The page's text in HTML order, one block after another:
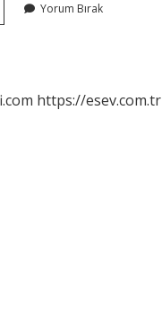
Yorum Bırak
https://esev.com.tr